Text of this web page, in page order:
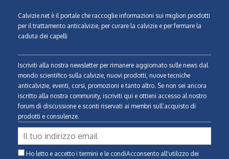
Calvizie.net è il portale che raccoglie informazioni sui migliori prodotti
per il trattamento anticalvizie, per curare la calvizie e per fermare la
caduta dei capelli
Iscriviti alla nostra newsletter per rimanere aggiornato sulle news dal
mondo scientifico sulla calvizie, nuovi prodotti, nuove tecniche
anticalvizie, eventi, corsi, promozioni e tanto altro. Se non sei ancora
iscritto alla nostra community, iscriviti qui e ottieni accesso al nostro
forum di discussione e sconti riservati ai membri sull’acquisto di
prodotti e consulenze.
Ho letto e accetto i termini e le condiAcconsento all'utilizzo dei